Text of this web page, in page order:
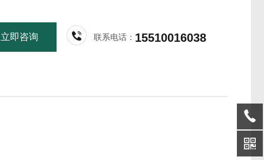
立即咨询 联系电话： 15510016038